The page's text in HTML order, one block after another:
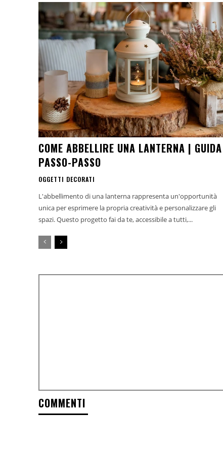
COME ABBELLIRE UNA LANTERNA | GUIDA
PASSO-PASSO
OGGETTI DECORATI
L'abbellimento di una lanterna rappresenta un'opportunità
unica per esprimere la propria creatività e personalizzare gli
spazi. Questo progetto fai da te, accessibile a tutti,...
COMMENTI